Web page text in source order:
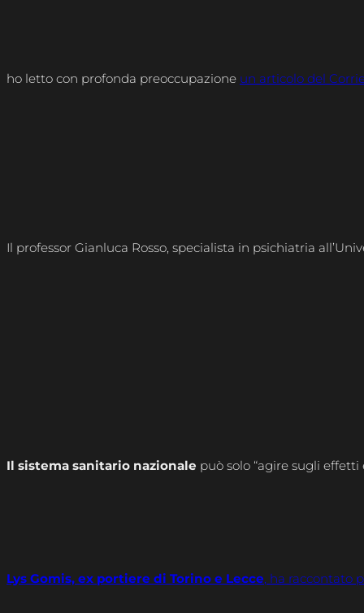
ho letto con profonda preoccupazione un articolo del
Il professor Gianluca Rosso, specialista in psichiatria
Il sistema sanitario nazionale può solo “agire sugli
Lys Gomis, ex portiere di Torino e Lecce, ha raccontato